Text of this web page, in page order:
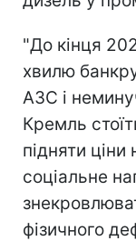
"До кінця
хвилю
АЗС і
Кремль
підняти
соціальне
фізичного